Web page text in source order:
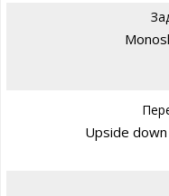
Upside